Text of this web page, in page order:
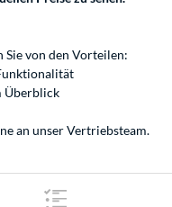
von den Vorteilen:
Überblick
an unserVertriebsteam.